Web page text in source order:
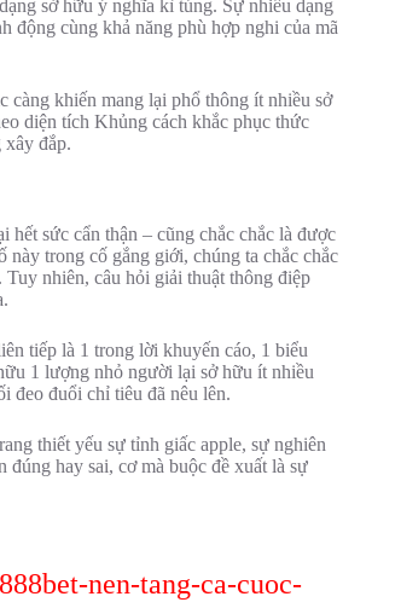
sở hữu ý nghĩa kì túng. Sự nhiều dạng
động cùng khả năng phù hợp nghi của mã
càng khiến mang lại phổ thông ít nhiều sở
diện tích Khủng cách khắc phục thức
xây đắp.
sức cẩn thận – cũng chắc chắc là được
trong cố gắng giới, chúng ta chắc chắc
nhiên, câu hỏi giải thuật thông điệp
tiếp là 1 trong lời khuyến cáo, 1 biểu
1 lượng nhỏ người lại sở hữu ít nhiều
đeo đuổi chỉ tiêu đã nêu lên.
thiết yếu sự tỉnh giấc apple, sự nghiên
hay sai, cơ mà buộc đề xuất là sự
nen-tang-ca-cuoc-